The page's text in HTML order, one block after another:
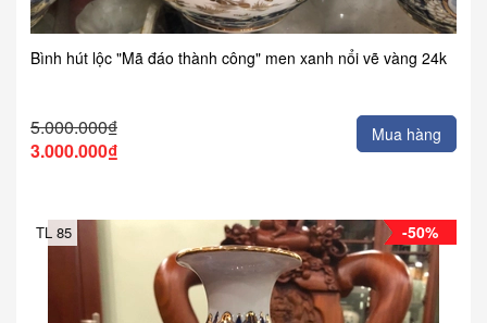
Bình hút lộc "Mã đáo thành công" men xanh nổi vẽ vàng 24k
5.000.000₫
3.000.000₫
Mua hàng
-50%
TL 85